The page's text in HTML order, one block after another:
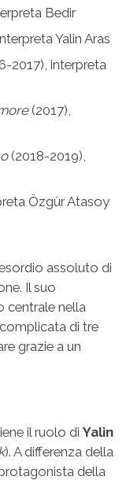
Bedir
Yalin Aras
2017), interpreta
(2017),
(2018-2019),
Özgür Atasoy
assoluto di
Il suo
centrale nella
di tre
grazie a un
il ruolo di Yalin
). A differenza della
della